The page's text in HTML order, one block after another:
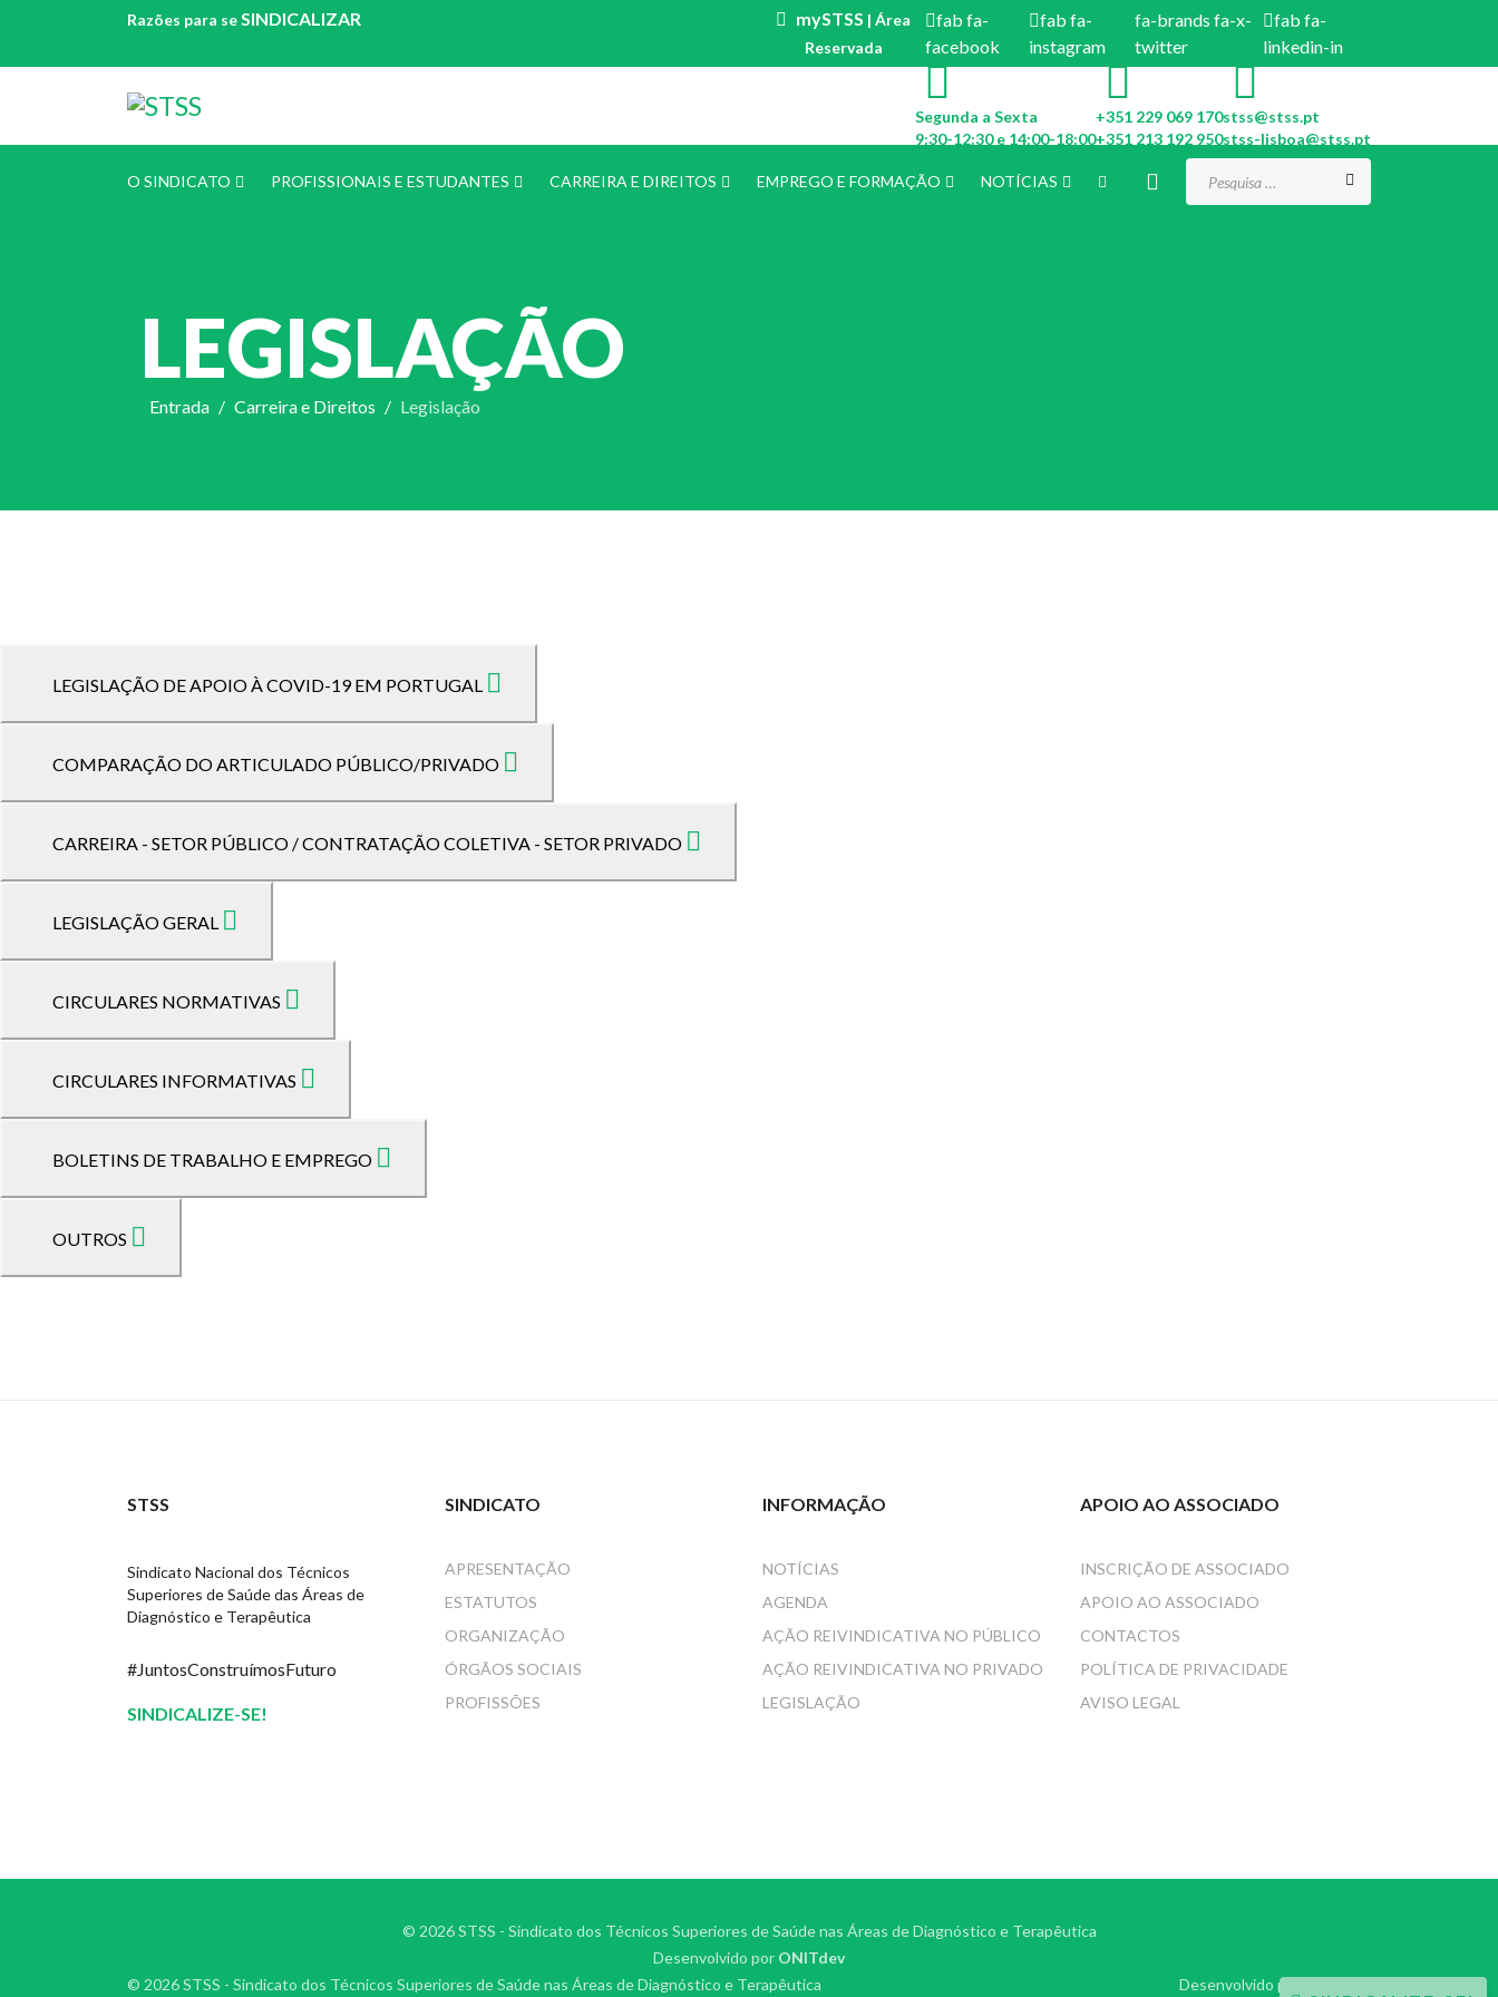
Razões para seSINDICALIZAR mySTSS | Área
Reservada
fab fa-
facebook
fab fa-
instagram
fa-brands fa-x-
twitter
fab fa-
linkedin-in
Segunda a Sexta
9:30-12:30 e 14:00-18:00
+351 229 069 170
+351 213 192 950
stss@stss.pt
stss-lisboa@stss.pt
O SINDICATO PROFISSIONAIS E ESTUDANTES CARREIRA E DIREITOS EMPREGO E FORMAÇÃO NOTÍCIAS
LEGISLAÇÃO
Entrada Carreira e Direitos Legislação
LEGISLAÇÃO DE APOIO À COVID-19 EM PORTUGAL
COMPARAÇÃO DO ARTICULADO PÚBLICO/PRIVADO
CARREIRA - SETOR PÚBLICO / CONTRATAÇÃO COLETIVA - SETOR PRIVADO
LEGISLAÇÃO GERAL
CIRCULARES NORMATIVAS
CIRCULARES INFORMATIVAS
BOLETINS DE TRABALHO E EMPREGO
OUTROS
STSS
Sindicato Nacional dos Técnicos
Superiores de Saúde das Áreas de
Diagnóstico e Terapêutica
#JuntosConstruímosFuturo
SINDICALIZE-SE!
SINDICATO
APRESENTAÇÃO
ESTATUTOS
ORGANIZAÇÃO
ÓRGÃOS SOCIAIS
PROFISSÕES
INFORMAÇÃO
NOTÍCIAS
AGENDA
AÇÃO REIVINDICATIVA NO PÚBLICO
AÇÃO REIVINDICATIVA NO PRIVADO
LEGISLAÇÃO
APOIO AO ASSOCIADO
INSCRIÇÃO DE ASSOCIADO
APOIO AO ASSOCIADO
CONTACTOS
POLÍTICA DE PRIVACIDADE
AVISO LEGAL
© 2026 STSS - Sindicato dos Técnicos Superiores de Saúde nas Áreas de Diagnóstico e Terapêutica
Desenvolvido por ONITdev
© 2026 STSS - Sindicato dos Técnicos Superiores de Saúde nas Áreas de Diagnóstico e Terapêutica
Desenvolvido por